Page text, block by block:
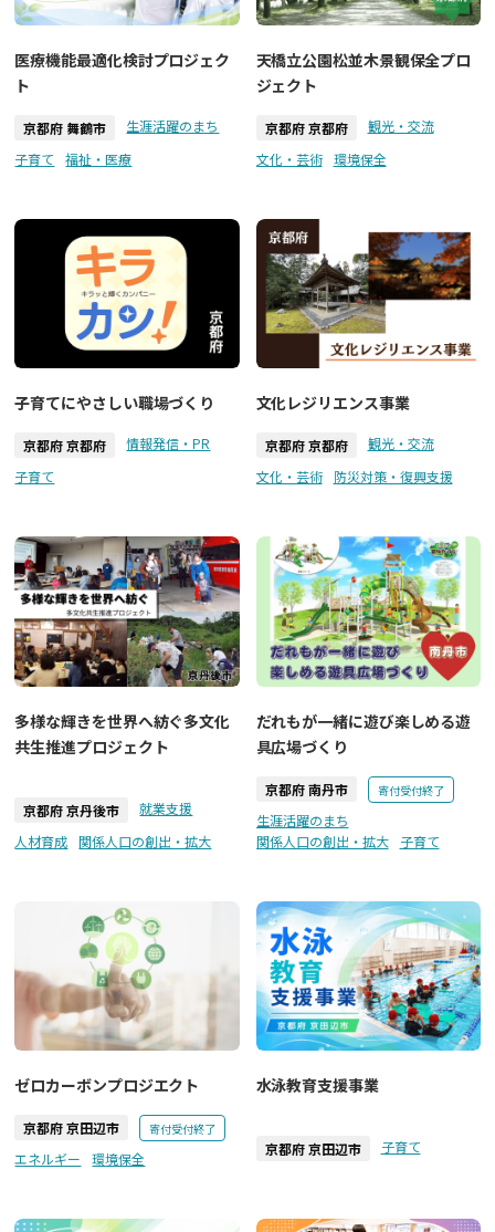
医療機能最適化検討プロジェク
ト
京都府 舞鶴市
生涯活躍のまち
子育て
福祉・医療
天橋立公園松並木景観保全プロ
ジェクト
京都府 京都府
観光・交流
文化・芸術
環境保全
子育てにやさしい職場づくり
京都府 京都府
情報発信・PR
子育て
文化レジリエンス事業
京都府 京都府
観光・交流
文化・芸術
防災対策・復興支援
多様な輝きを世界へ紡ぐ多文化
共生推進プロジェクト
京都府 京丹後市
就業支援
人材育成
関係人口の創出・拡大
だれもが一緒に遊び楽しめる遊
具広場づくり
京都府 南丹市 寄付受付終了
生涯活躍のまち
関係人口の創出・拡大
子育て
ゼロカーボンプロジエクト
京都府 京田辺市 寄付受付終了
エネルギー 環境保全
水泳教育支援事業
京都府 京田辺市 子育て